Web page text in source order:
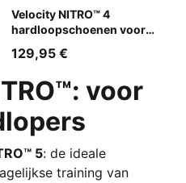
Velocity NITRO™ 4
hardloopschoenen voor
Apple Spritz-Deep Plum
129,95 €
voor
5: de ideale
training van